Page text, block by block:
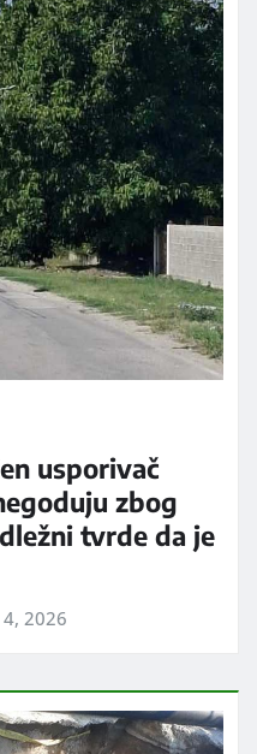
usporivač
zbog
tvrde da je
4, 2026